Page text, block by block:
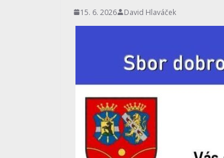
15. 6. 2026 David Hlaváček